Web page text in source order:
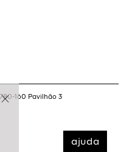
ajuda
160 Pavilhão 3